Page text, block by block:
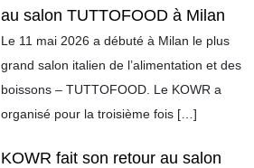
au salon TUTTOFOOD à Milan
Le 11 mai 2026 a débuté à Milan le plus
grand salon italien de l’alimentation et des
boissons – TUTTOFOOD. Le KOWR a
organisé pour la troisième fois […]
KOWR fait son retour au salon